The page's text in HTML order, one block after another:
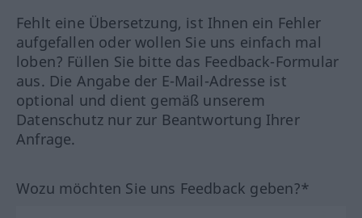
Fehlt eine Übersetzung, ist Ihnen ein Fehler
aufgefallen oder wollen Sie uns einfach mal
loben? Füllen Sie bitte das Feedback-Formular
aus. Die Angabe der E-Mail-Adresse ist
optional und dient gemäß unserem
Datenschutz nur zur Beantwortung Ihrer
Anfrage.
Wozu möchten Sie uns Feedback geben?*